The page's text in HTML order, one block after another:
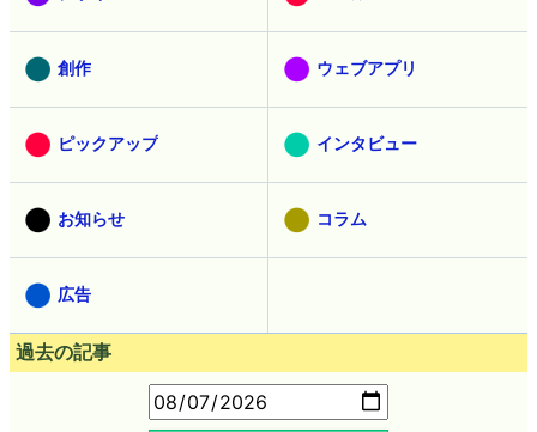
創作 ウェブアプリ
ピックアップ インタビュー
お知らせ コラム
広告
過去の記事